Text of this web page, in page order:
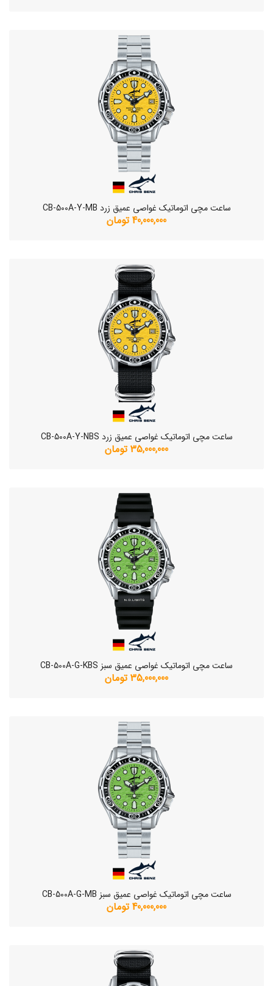
ساعت مچی اتوماتیک غواصی عمیق زرد CB-500A-Y-MB
40,000,000 تومان
ساعت مچی اتوماتیک غواصی عمیق زرد CB-500A-Y-NBS
35,000,000 تومان
ساعت مچی اتوماتیک غواصی عمیق سبز CB-500A-G-KBS
35,000,000 تومان
ساعت مچی اتوماتیک غواصی عمیق سبز CB-500A-G-MB
40,000,000 تومان